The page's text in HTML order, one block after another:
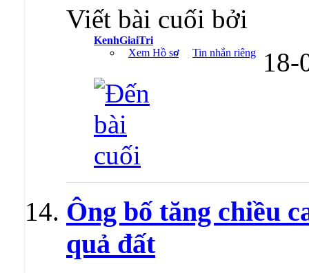
Viết bài cuối bởi
KenhGiaiTri
Xem Hồ sơ
Tin nhắn riêng
Ông bố tăng chiều
quả đất